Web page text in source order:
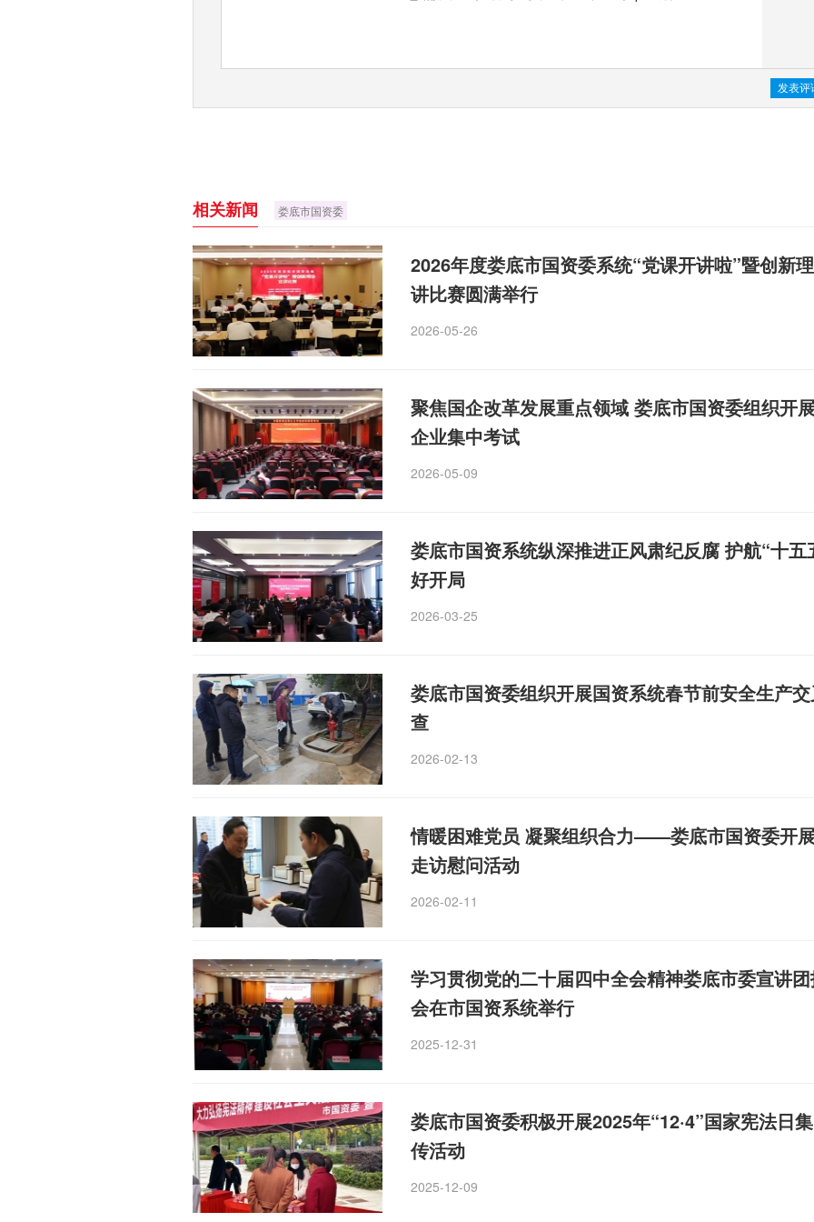
相关新闻 娄底市国资委
2026年度娄底市国资委系统“党课开讲啦”暨创新
讲比赛圆满举行
2026-05-26
聚焦国企改革发展重点领域 娄底市国资委组织开
企业集中考试
2026-05-09
娄底市国资系统纵深推进正风肃纪反腐 护航“十五
好开局
2026-03-25
娄底市国资委组织开展国资系统春节前安全生产
查
2026-02-13
情暖困难党员 凝聚组织合力——娄底市国资委开
走访慰问活动
2026-02-11
学习贯彻党的二十届四中全会精神娄底市委宣讲
会在市国资系统举行
2025-12-31
娄底市国资委积极开展2025年“12·4”国家宪法日
传活动
2025-12-09